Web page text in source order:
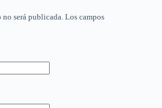
será publicada. Los campos